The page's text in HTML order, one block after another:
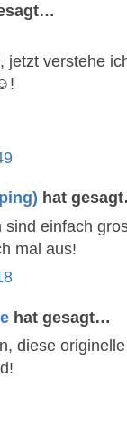
jetzt verstehe
hat
sind einfach
mal aus!
hat gesagt…
diese